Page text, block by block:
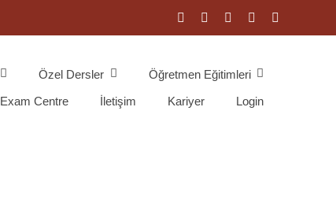
Özel Dersler
Öğretmen Eğitimleri
Exam Centre
İletişim Kariyer Login